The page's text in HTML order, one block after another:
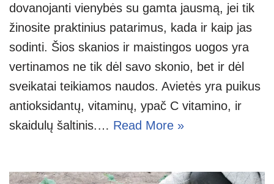
dovanojanti vienybės su gamta jausmą, jei tik
žinosite praktinius patarimus, kada ir kaip jas
sodinti. Šios skanios ir maistingos uogos yra
vertinamos ne tik dėl savo skonio, bet ir dėl
sveikatai teikiamos naudos. Avietės yra puikus
antioksidantų, vitaminų, ypač C vitamino, ir
skaidulų šaltinis.… Read More »